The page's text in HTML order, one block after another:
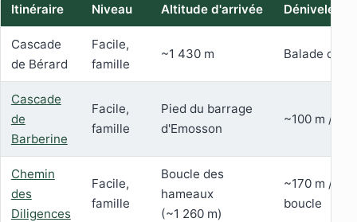
Itinéraire Niveau Altitude d'arrivée Dénivelé /
Cascade
de Bérard
Facile,
famille
~1 430 m Balade
Cascade
de
Barberine
Facile,
famille
Pied du barrage
d'Emosson
~100 m /
Chemin
des
Diligences
Facile,
famille
Boucle des
hameaux
(~1 260 m)
~170 m /
boucle